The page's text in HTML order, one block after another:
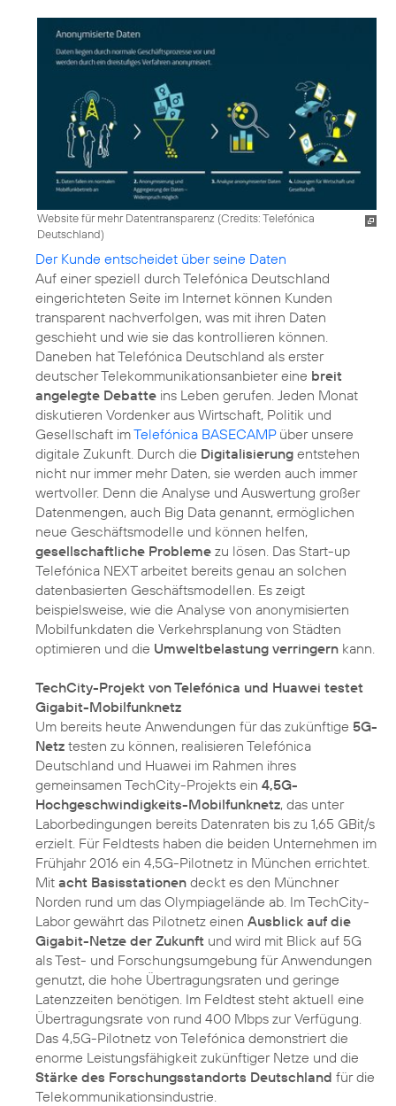
Website für mehr Datentransparenz (Credits: Telefónica
Deutschland)
Der Kunde entscheidet über seine Daten
Auf einer speziell durch Telefónica Deutschland
eingerichteten Seite im Internet können Kunden
transparent nachverfolgen, was mit ihren Daten
geschieht und wie sie das kontrollieren können.
Daneben hat Telefónica Deutschland als erster
deutscher Telekommunikationsanbieter eine breit
angelegte Debatte ins Leben gerufen. Jeden Monat
diskutieren Vordenker aus Wirtschaft, Politik und
Gesellschaft imTelefónica BASECAMPüber unsere
digitale Zukunft. Durch die Digitalisierung entstehen
nicht nur immer mehr Daten, sie werden auch immer
wertvoller. Denn die Analyse und Auswertung großer
Datenmengen, auch Big Data genannt, ermöglichen
neue Geschäftsmodelle und können helfen,
gesellschaftliche Probleme zu lösen. Das Start-up
Telefónica NEXT arbeitet bereits genau an solchen
datenbasierten Geschäftsmodellen. Es zeigt
beispielsweise, wie die Analyse von anonymisierten
Mobilfunkdaten die Verkehrsplanung von Städten
optimieren und die Umweltbelastung verringern kann.
TechCity-Projekt von Telefónica und Huawei testet
Gigabit-Mobilfunknetz
Um bereits heute Anwendungen für das zukünftige 5G-
Netz testen zu können, realisieren Telefónica
Deutschland und Huawei im Rahmen ihres
gemeinsamen TechCity-Projekts ein 4,5G-
Hochgeschwindigkeits-Mobilfunknetz, das unter
Laborbedingungen bereits Datenraten bis zu 1,65 GBit/s
erzielt. Für Feldtests haben die beiden Unternehmen im
Frühjahr 2016 ein 4,5G-Pilotnetz in München errichtet.
Mit acht Basisstationen deckt es den Münchner
Norden rund um das Olympiagelände ab. Im TechCity-
Labor gewährt das Pilotnetz einen Ausblick auf die
Gigabit-Netze der Zukunft und wird mit Blick auf 5G
als Test- und Forschungsumgebung für Anwendungen
genutzt, die hohe Übertragungsraten und geringe
Latenzzeiten benötigen. Im Feldtest steht aktuell eine
Übertragungsrate von rund 400 Mbps zur Verfügung.
Das 4,5G-Pilotnetz von Telefónica demonstriert die
enorme Leistungsfähigkeit zukünftiger Netze und die
Stärke des Forschungsstandorts Deutschland für die
Telekommunikationsindustrie.